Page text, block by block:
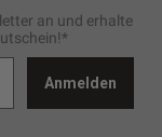
an und erhalte
Anmelden